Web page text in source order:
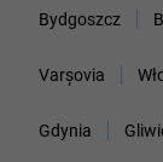
Bydgoszcz
Varșovia
Gdynia